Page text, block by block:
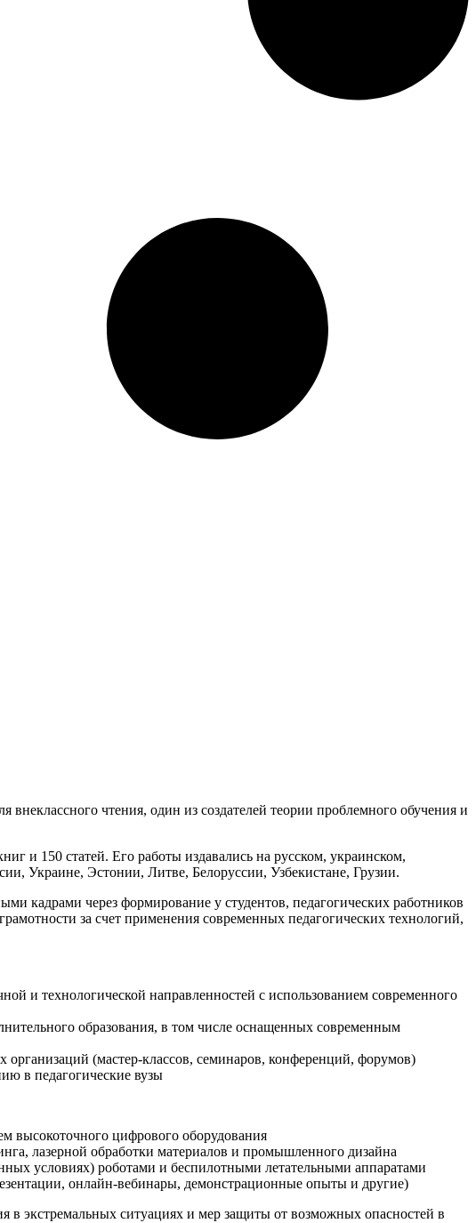
чтения, один из создателей теории проблемного обучения и
и 150 статей. Его работы издавались на русском, украинском,
Украине, Эстонии, Литве, Белоруссии, Узбекистане, Грузии.
кадрами через формирование у студентов, педагогических работников
за счет применения современных педагогических технологий,
и технологической направленностей с использованием современного
образования, в том числе оснащенных современным
организаций (мастер-классов, семинаров, конференций, форумов)
в педагогические вузы
высокоточного цифрового оборудования
лазерной обработки материалов и промышленного дизайна
условиях) роботами и беспилотными летательными аппаратами
онлайн-вебинары, демонстрационные опыты и другие)
в экстремальных ситуациях и мер защиты от возможных опасностей в